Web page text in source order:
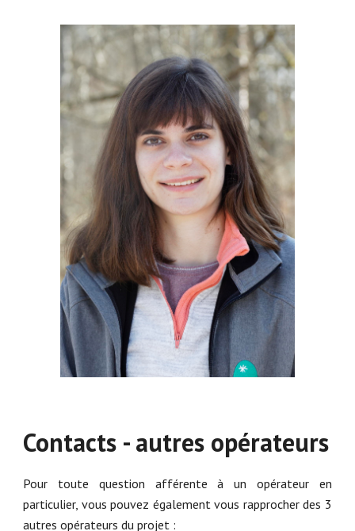
Contacts - autres opérateurs
Pour toute question afférente à un opérateur en
particulier, vous pouvez également vous rapprocher des 3
autres opérateurs du projet :